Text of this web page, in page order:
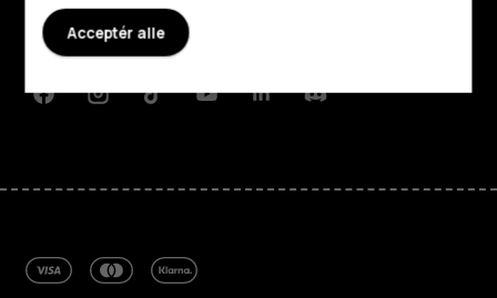
Planet and people
Support
FacebookInstagramTiktokYoutubeLinkedinDiscord
Acceptér alle